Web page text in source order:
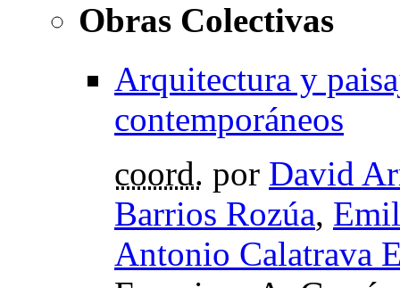
Obras Colectivas
Arquitectura y
contemporáneos
coord. por David
Barrios Rozúa,
Antonio Calatrava